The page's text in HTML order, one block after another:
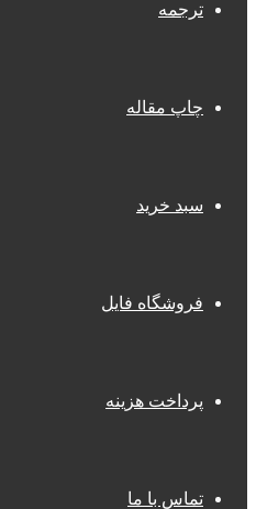
ترجمه
چاپ مقاله
سبد خرید
فروشگاه فایل
پرداخت هزینه
تماس با ما